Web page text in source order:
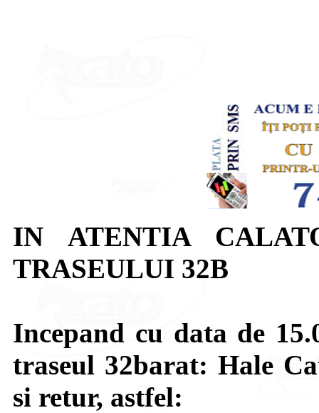
IN ATENTIA
TRASEULUI 32B
Incepand cu data de
traseul 32barat: Hale
si retur, astfel: